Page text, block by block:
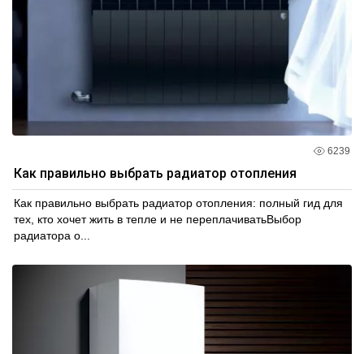
6239
Как правильно выбрать радиатор отопления
Как правильно выбрать радиатор отопления: полный гид для
тех, кто хочет жить в тепле и не переплачиватьВыбор
радиатора о...